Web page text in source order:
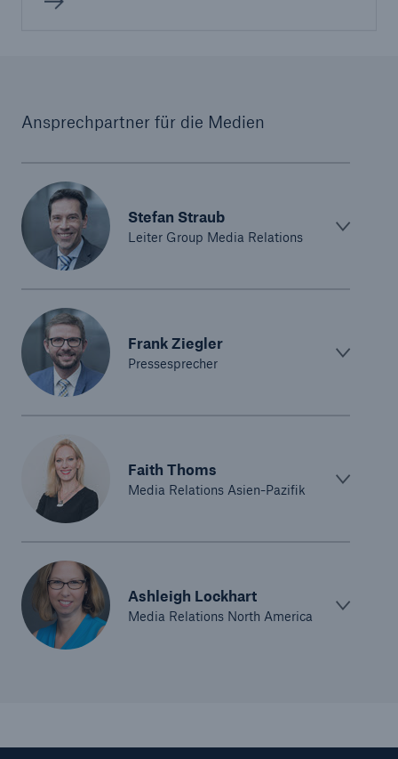
Ansprechpartner für die Medien
Stefan Straub
Leiter Group Media Relations
Frank Ziegler
Pressesprecher
Faith Thoms
Media Relations Asien-Pazifik
Ashleigh Lockhart
Media Relations North America